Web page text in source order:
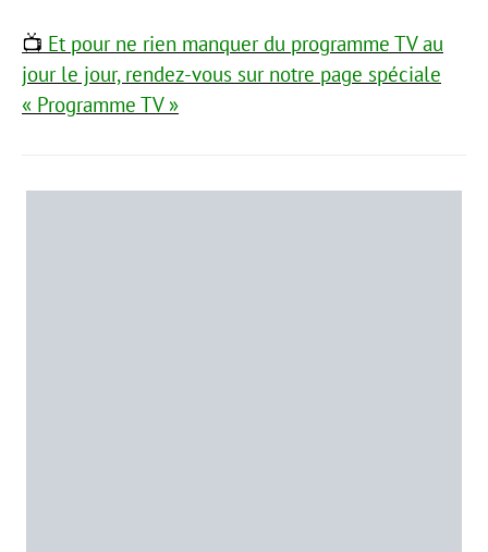
📺 Et pour ne rien manquer du programme TV au
jour le jour, rendez-vous sur notre page spéciale
« Programme TV »